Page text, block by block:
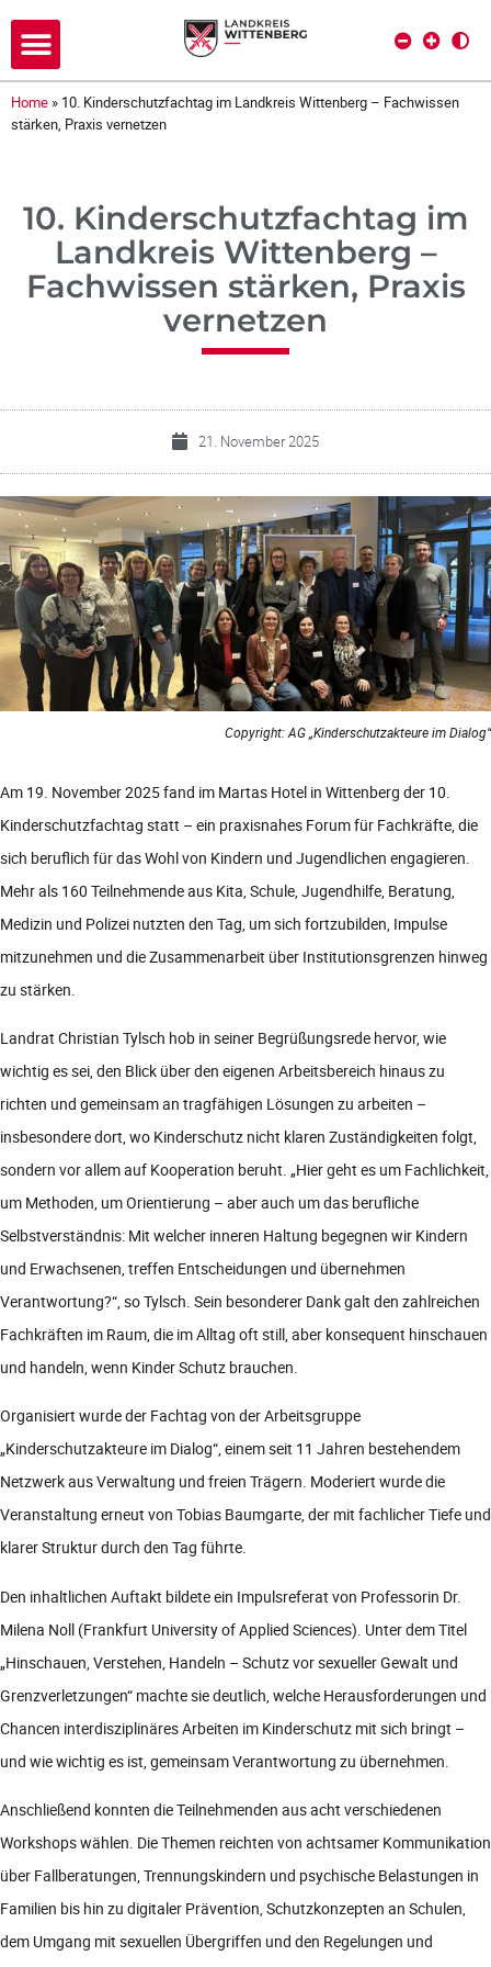
Home » 10. Kinderschutzfachtag im Landkreis Wittenberg – Fachwissen
stärken, Praxis vernetzen
10. Kinderschutzfachtag im
Landkreis Wittenberg –
Fachwissen stärken, Praxis
vernetzen
21. November 2025
Copyright: AG „Kinderschutzakteure im Dialog“
Am 19. November 2025 fand im Martas Hotel in Wittenberg der 10.
Kinderschutzfachtag statt – ein praxisnahes Forum für Fachkräfte, die
sich beruflich für das Wohl von Kindern und Jugendlichen engagieren.
Mehr als 160 Teilnehmende aus Kita, Schule, Jugendhilfe, Beratung,
Medizin und Polizei nutzten den Tag, um sich fortzubilden, Impulse
mitzunehmen und die Zusammenarbeit über Institutionsgrenzen hinweg
zu stärken.
Landrat Christian Tylsch hob in seiner Begrüßungsrede hervor, wie
wichtig es sei, den Blick über den eigenen Arbeitsbereich hinaus zu
richten und gemeinsam an tragfähigen Lösungen zu arbeiten –
insbesondere dort, wo Kinderschutz nicht klaren Zuständigkeiten folgt,
sondern vor allem auf Kooperation beruht. „Hier geht es um Fachlichkeit,
um Methoden, um Orientierung – aber auch um das berufliche
Selbstverständnis: Mit welcher inneren Haltung begegnen wir Kindern
und Erwachsenen, treffen Entscheidungen und übernehmen
Verantwortung?“, so Tylsch. Sein besonderer Dank galt den zahlreichen
Fachkräften im Raum, die im Alltag oft still, aber konsequent hinschauen
und handeln, wenn Kinder Schutz brauchen.
Organisiert wurde der Fachtag von der Arbeitsgruppe
„Kinderschutzakteure im Dialog“, einem seit 11 Jahren bestehendem
Netzwerk aus Verwaltung und freien Trägern. Moderiert wurde die
Veranstaltung erneut von Tobias Baumgarte, der mit fachlicher Tiefe und
klarer Struktur durch den Tag führte.
Den inhaltlichen Auftakt bildete ein Impulsreferat von Professorin Dr.
Milena Noll (Frankfurt University of Applied Sciences). Unter dem Titel
„Hinschauen, Verstehen, Handeln – Schutz vor sexueller Gewalt und
Grenzverletzungen“ machte sie deutlich, welche Herausforderungen und
Chancen interdisziplinäres Arbeiten im Kinderschutz mit sich bringt –
und wie wichtig es ist, gemeinsam Verantwortung zu übernehmen.
Anschließend konnten die Teilnehmenden aus acht verschiedenen
Workshops wählen. Die Themen reichten von achtsamer Kommunikation
über Fallberatungen, Trennungskindern und psychische Belastungen in
Familien bis hin zu digitaler Prävention, Schutzkonzepten an Schulen,
dem Umgang mit sexuellen Übergriffen und den Regelungen und